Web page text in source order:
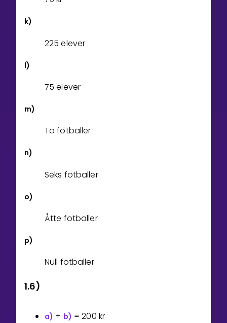
k)
225 elever
l)
75 elever
m)
To fotballer
n)
Seks fotballer
o)
Åtte fotballer
p)
Null fotballer
1.6)
a) + b) =200 kr